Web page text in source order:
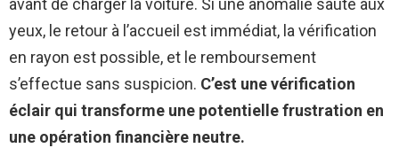
avant de charger la voiture. Si une anomalie saute aux
yeux, le retour à l’accueil est immédiat, la vérification
en rayon est possible, et le remboursement
s’effectue sans suspicion. C’est une vérification
éclair qui transforme une potentielle frustration en
une opération financière neutre.